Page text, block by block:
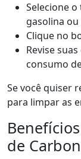
Selecione
gasolina ou
Clique no
Revise
consumo
Se você quiser
para limpar as
de